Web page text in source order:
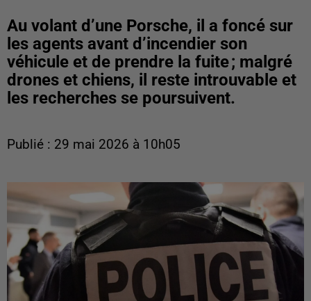
Au volant d’une Porsche, il a foncé sur
les agents avant d’incendier son
véhicule et de prendre la fuite ; malgré
drones et chiens, il reste introuvable et
les recherches se poursuivent.
Publié : 29 mai 2026 à 10h05